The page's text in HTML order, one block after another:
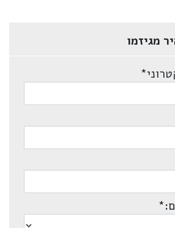
מגיזמו
*
*